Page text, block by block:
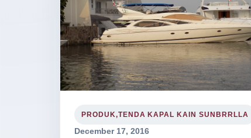
PRODUK,TENDA KAPAL KAIN SUNBRRLLA
December 17, 2016